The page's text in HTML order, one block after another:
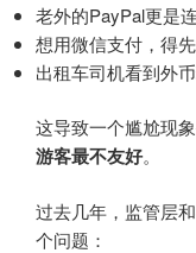
老外的PayPal更是
想用微信支付，得
出租车司机看到外
这导致一个尴尬现
游客最不友好。
过去几年，监管层
个问题：